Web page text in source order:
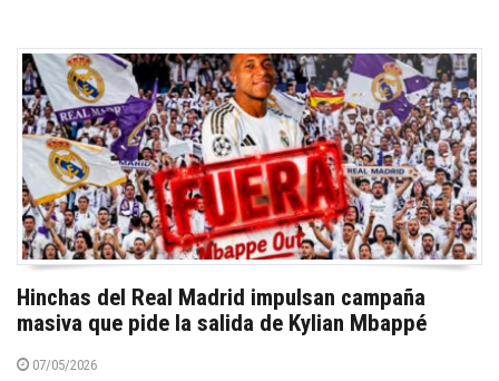
Hinchas del Real Madrid impulsan campaña
masiva que pide la salida de Kylian Mbappé
07/05/2026